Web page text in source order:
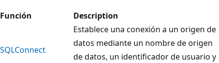
Función
Description
SQLConnect
Establece una conexión a un origen de
datos mediante un nombre de origen
de datos, un identificador de usuario y